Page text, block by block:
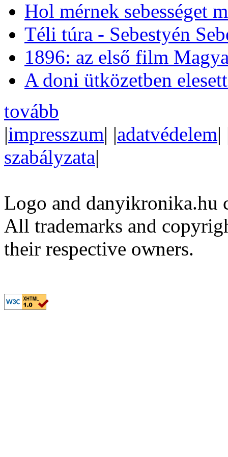
Hol mérnek sebességet
Téli túra - Sebestyén
1896: az első film
A doni ütközetben
tovább
|impresszum| |adatvédelem|
szabályzata|
Logo and
All trademarks and
their respective owners.